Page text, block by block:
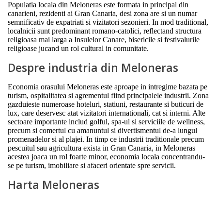
Populatia locala din Meloneras este formata in principal din
canarieni, rezidenti ai Gran Canaria, desi zona are si un numar
semnificativ de expatriati si vizitatori sezonieri. In mod traditional,
localnicii sunt predominant romano-catolici, reflectand structura
religioasa mai larga a Insulelor Canare, bisericile si festivalurile
religioase jucand un rol cultural in comunitate.
Despre industria din Meloneras
Economia orasului Meloneras este aproape in intregime bazata pe
turism, ospitalitatea si agrementul fiind principalele industrii. Zona
gazduieste numeroase hoteluri, statiuni, restaurante si buticuri de
lux, care deservesc atat vizitatori internationali, cat si interni. Alte
sectoare importante includ golful, spa-ul si serviciile de wellness,
precum si comertul cu amanuntul si divertismentul de-a lungul
promenadelor si al plajei. In timp ce industrii traditionale precum
pescuitul sau agricultura exista in Gran Canaria, in Meloneras
acestea joaca un rol foarte minor, economia locala concentrandu-
se pe turism, imobiliare si afaceri orientate spre servicii.
Harta Meloneras